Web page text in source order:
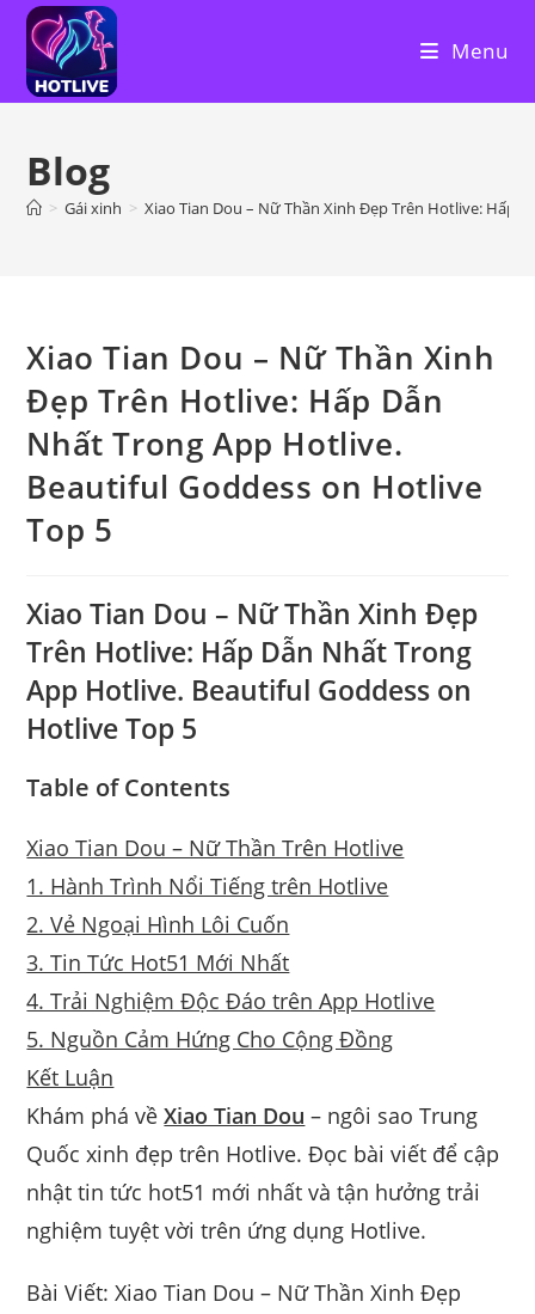
Skip
content
Menu
Blog
> Gái xinh > Xiao Tian Dou – Nữ Thần Xinh Đẹp Trên Hotlive: Hấp
Xiao Tian Dou – Nữ Thần Xinh
Đẹp Trên Hotlive: Hấp Dẫn
Nhất Trong App Hotlive.
Beautiful Goddess on Hotlive
Top 5
Xiao Tian Dou – Nữ Thần Xinh Đẹp
Trên Hotlive: Hấp Dẫn Nhất Trong
App Hotlive. Beautiful Goddess on
Hotlive Top 5
Table of Contents
Xiao Tian Dou – Nữ Thần Trên Hotlive
1. Hành Trình Nổi Tiếng trên Hotlive
2. Vẻ Ngoại Hình Lôi Cuốn
3. Tin Tức Hot51 Mới Nhất
4. Trải Nghiệm Độc Đáo trên App Hotlive
5. Nguồn Cảm Hứng Cho Cộng Đồng
Kết Luận
Khám phá vềXiao Tian Dou – ngôi sao Trung
Quốc xinh đẹp trên Hotlive. Đọc bài viết để cập
nhật tin tức hot51 mới nhất và tận hưởng trải
nghiệm tuyệt vời trên ứng dụng Hotlive.
Bài Viết: Xiao Tian Dou – Nữ Thần Xinh Đẹp